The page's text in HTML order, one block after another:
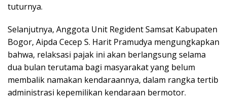
tuturnya.
Selanjutnya, Anggota Unit Regident Samsat Kabupaten
Bogor, Aipda Cecep S. Harit Pramudya mengungkapkan
bahwa, relaksasi pajak ini akan berlangsung selama
dua bulan terutama bagi masyarakat yang belum
membalik namakan kendaraannya, dalam rangka tertib
administrasi kepemilikan kendaraan bermotor.